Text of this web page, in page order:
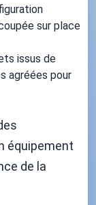
sur place
issus de
agréées pour
équipement
de la